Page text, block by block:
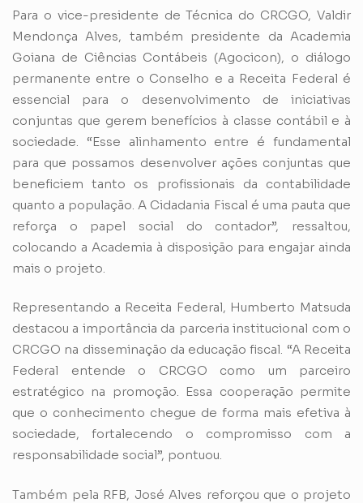
Para o vice-presidente de Técnica do CRCGO, Valdir
Mendonça Alves, também presidente da Academia
Goiana de Ciências Contábeis (Agocicon), o diálogo
permanente entre o Conselho e a Receita Federal é
essencial para o desenvolvimento de iniciativas
conjuntas que gerem benefícios à classe contábil e à
sociedade. “Esse alinhamento entre é fundamental
para que possamos desenvolver ações conjuntas que
beneficiem tanto os profissionais da contabilidade
quanto a população. A Cidadania Fiscal é uma pauta que
reforça o papel social do contador”, ressaltou,
colocando a Academia à disposição para engajar ainda
mais o projeto.
Representando a Receita Federal, Humberto Matsuda
destacou a importância da parceria institucional com o
CRCGO na disseminação da educação fiscal. “A Receita
Federal entende o CRCGO como um parceiro
estratégico na promoção. Essa cooperação permite
que o conhecimento chegue de forma mais efetiva à
sociedade, fortalecendo o compromisso com a
responsabilidade social”, pontuou.
Também pela RFB, José Alves reforçou que o projeto